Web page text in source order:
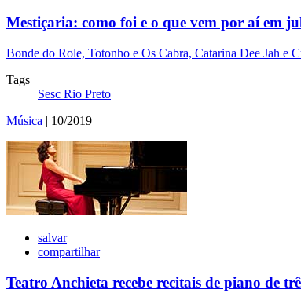
Mestiçaria: como foi e o que vem por aí em
Bonde do Role, Totonho e Os Cabra, Catarina Dee Jah e
Tags
Sesc Rio Preto
Música | 10/2019
salvar
compartilhar
Teatro Anchieta recebe recitais de piano de